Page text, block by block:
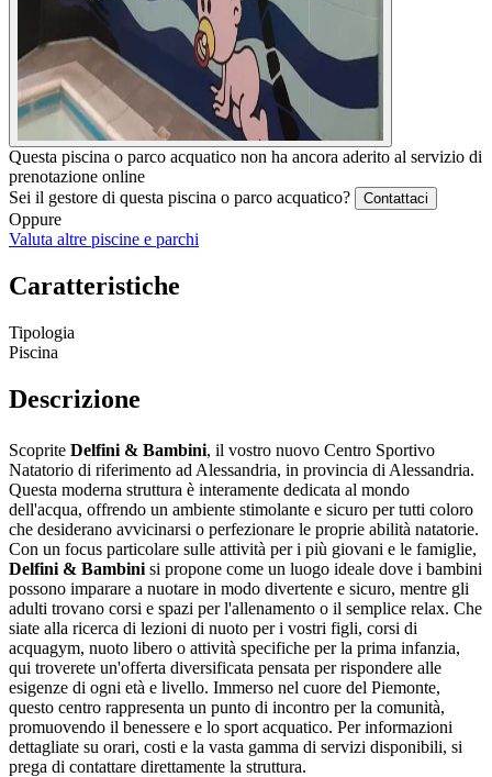
Questa piscina o parco acquatico non ha ancora aderito al servizio di
prenotazione online
Sei il gestore di questa piscina o parco acquatico?
Contattaci
Oppure
Valuta altre piscine e parchi
Caratteristiche
Tipologia
Piscina
Descrizione
Scoprite Delfini & Bambini, il vostro nuovo Centro Sportivo
Natatorio di riferimento ad Alessandria, in provincia di Alessandria.
Questa moderna struttura è interamente dedicata al mondo
dell'acqua, offrendo un ambiente stimolante e sicuro per tutti coloro
che desiderano avvicinarsi o perfezionare le proprie abilità natatorie.
Con un focus particolare sulle attività per i più giovani e le famiglie,
Delfini & Bambini si propone come un luogo ideale dove i bambini
possono imparare a nuotare in modo divertente e sicuro, mentre gli
adulti trovano corsi e spazi per l'allenamento o il semplice relax. Che
siate alla ricerca di lezioni di nuoto per i vostri figli, corsi di
acquagym, nuoto libero o attività specifiche per la prima infanzia,
qui troverete un'offerta diversificata pensata per rispondere alle
esigenze di ogni età e livello. Immerso nel cuore del Piemonte,
questo centro rappresenta un punto di incontro per la comunità,
promuovendo il benessere e lo sport acquatico. Per informazioni
dettagliate su orari, costi e la vasta gamma di servizi disponibili, si
prega di contattare direttamente la struttura.